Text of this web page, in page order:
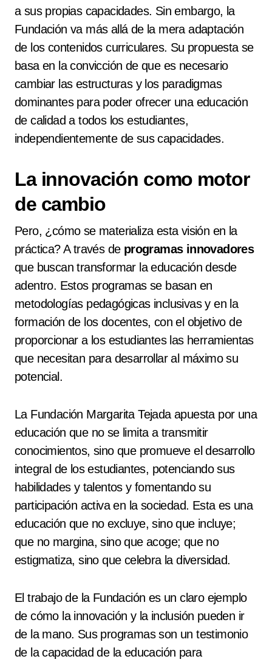
a sus propias capacidades. Sin embargo, la
Fundación va más allá de la mera adaptación
de los contenidos curriculares. Su propuesta se
basa en la convicción de que es necesario
cambiar las estructuras y los paradigmas
dominantes para poder ofrecer una educación
de calidad a todos los estudiantes,
independientemente de sus capacidades.
La innovación como motor
de cambio
Pero, ¿cómo se materializa esta visión en la
práctica? A través de programas innovadores
que buscan transformar la educación desde
adentro. Estos programas se basan en
metodologías pedagógicas inclusivas y en la
formación de los docentes, con el objetivo de
proporcionar a los estudiantes las herramientas
que necesitan para desarrollar al máximo su
potencial.
La Fundación Margarita Tejada apuesta por una
educación que no se limita a transmitir
conocimientos, sino que promueve el desarrollo
integral de los estudiantes, potenciando sus
habilidades y talentos y fomentando su
participación activa en la sociedad. Esta es una
educación que no excluye, sino que incluye;
que no margina, sino que acoge; que no
estigmatiza, sino que celebra la diversidad.
El trabajo de la Fundación es un claro ejemplo
de cómo la innovación y la inclusión pueden ir
de la mano. Sus programas son un testimonio
de la capacidad de la educación para